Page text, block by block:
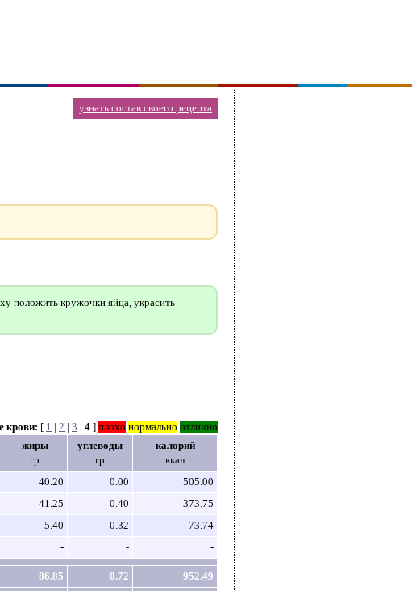
узнать состав своего рецепта
положить кружочки яйца, украсить
крови: [ 1 | 2 | 3 | 4 ] плохо нормально отлично
жиры
гр
углеводы
гр
калорий
ккал
40.20 0.00
505.00
41.25 0.40
373.75
5.40 0.32
73.74
- - -
86.85 0.72
952.49